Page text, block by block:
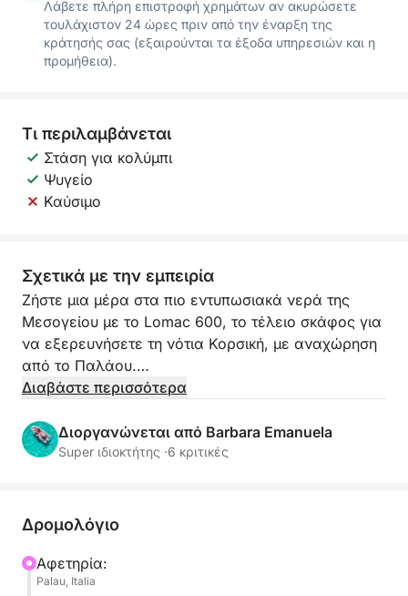
Λάβετε πλήρη επιστροφή χρημάτων αν ακυρώσετε
τουλάχιστον 24 ώρες πριν από την έναρξη της
κράτησής σας (εξαιρούνται τα έξοδα υπηρεσιών και η
προμήθεια).
Τι περιλαμβάνεται
Στάση για κολύμπι
Ψυγείο
Καύσιμο
Σχετικά με την εμπειρία
Ζήστε μια μέρα στα πιο εντυπωσιακά νερά της
Μεσογείου με το Lomac 600, το τέλειο σκάφος για
να εξερευνήσετε τη νότια Κορσική, με αναχώρηση
από το Παλάου.
λιγότερο προσβάσιμους κόλπους, σας επιτρέπει να
πλησιάσετε τους πιο όμορφους όρμους του Lavezzi
για κολύμπι, κολύμβηση με αναπνευστήρα και
Μια δυναμική αλλά και χαλαρωτική εμπειρία,
Διαβάστε περισσότερα
Διοργανώνεται από Barbara Emanuela
Super ιδιοκτήτης ·6 κριτικές
Δρομολόγιο
Αφετηρία:
Palau, Italia